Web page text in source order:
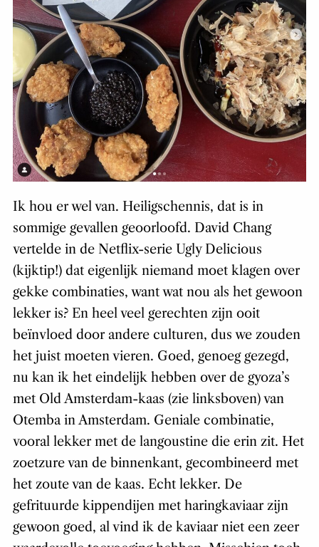
Ik hou er wel van. Heiligschennis, dat is in
sommige gevallen geoorloofd. David Chang
vertelde in de Netflix-serie Ugly Delicious
(kijktip!) dat eigenlijk niemand moet klagen over
gekke combinaties, want wat nou als het gewoon
lekker is? En heel veel gerechten zijn ooit
beïnvloed door andere culturen, dus we zouden
het juist moeten vieren. Goed, genoeg gezegd,
nu kan ik het eindelijk hebben over de gyoza’s
met Old Amsterdam-kaas (zie linksboven) van
Otemba in Amsterdam. Geniale combinatie,
vooral lekker met de langoustine die erin zit. Het
zoetzure van de binnenkant, gecombineerd met
het zoute van de kaas. Echt lekker. De
gefrituurde kippendijen met haringkaviaar zijn
gewoon goed, al vind ik de kaviaar niet een zeer